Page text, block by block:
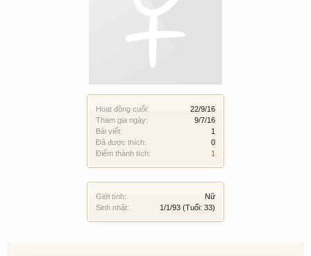
Hoạt động cuối:
22/9/16
Tham gia ngày:
9/7/16
Bài viết:
1
Đã được thích:
0
Điểm thành tích:
1
Giới tính:
Nữ
Sinh nhật:
1/1/93 (Tuổi: 33)